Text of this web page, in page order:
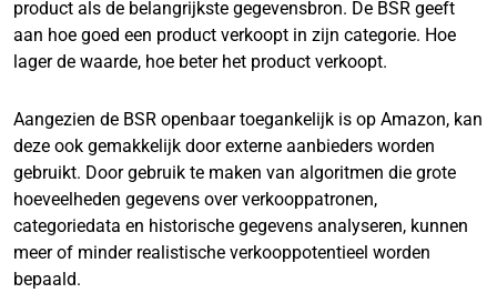
product als de belangrijkste gegevensbron. De BSR geeft
aan hoe goed een product verkoopt in zijn categorie. Hoe
lager de waarde, hoe beter het product verkoopt.
Aangezien de BSR openbaar toegankelijk is op Amazon, kan
deze ook gemakkelijk door externe aanbieders worden
gebruikt. Door gebruik te maken van algoritmen die grote
hoeveelheden gegevens over verkooppatronen,
categoriedata en historische gegevens analyseren, kunnen
meer of minder realistische verkooppotentieel worden
bepaald.